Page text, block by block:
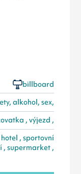
billboard
alkohol, sex,
, výjezd ,
, sportovní
, supermarket ,